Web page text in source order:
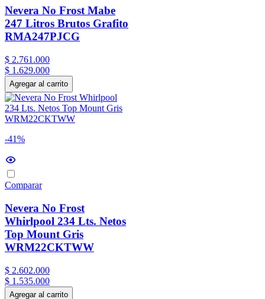
Nevera No Frost Mabe
247 Litros Brutos Grafito
RMA247PJCG
$ 2.761 .000
$ 1 .629.000
Agregar al carrito
-41%
Comparar
Nevera No Frost
Whirlpool 234 Lts. Netos
Top Mount Gris
WRM22CKTWW
$ 2.602.000
$ 1 .535.000
Agregar al carrito